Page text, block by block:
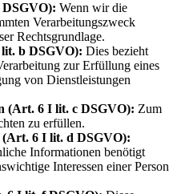
Wenn wir die
Verarbeitungszweck
Rechtsgrundlage.
b DSGVO): Dies bezieht
zur Erfüllung eines
von Dienstleistungen
(Art. 6 I lit. c DSGVO): Zum
zu erfüllen.
(Art. 6 I lit. d DSGVO):
Informationen benötigt
Interessen einer Person